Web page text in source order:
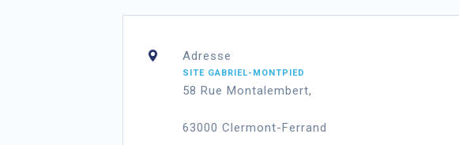
Adresse
SITE GABRIEL-MONTPIED
58 Rue Montalembert,
63000 Clermont-Ferrand